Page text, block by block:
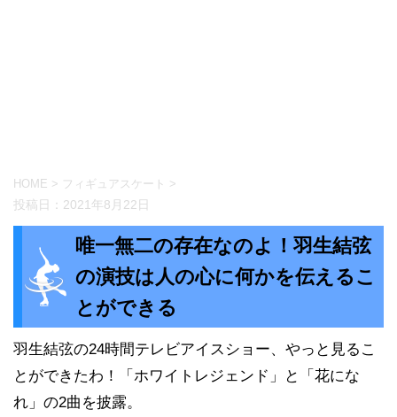
HOME > フィギュアスケート >
投稿日： 2021年8月22日
唯一無二の存在なのよ！羽生結弦
の演技は人の心に何かを伝えるこ
とができる
羽生結弦の24時間テレビアイスショー、やっと見るこ
とができたわ！「ホワイトレジェンド」と「花にな
れ」の2曲を披露。